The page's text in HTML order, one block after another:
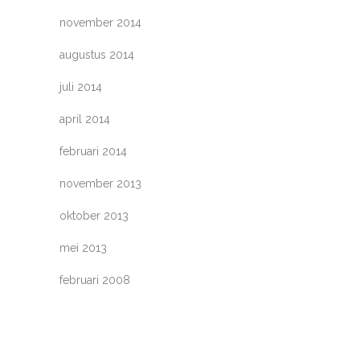
november 2014
augustus 2014
juli 2014
april 2014
februari 2014
november 2013
oktober 2013
mei 2013
februari 2008